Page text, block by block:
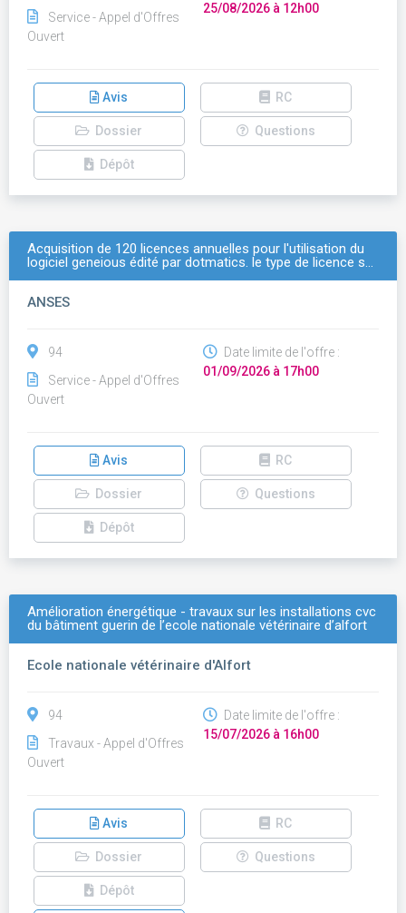
Service - Appel d'Offres
Ouvert
25/08/2026 à 12h00
Avis RC
Dossier Questions
Dépôt
Acquisition de 120 licences annuelles pour l'utilisation du
logiciel geneious édité par dotmatics. le type de licence s…
ANSES
94
Service - Appel d'Offres
Ouvert
Date limite de l'offre :
01/09/2026 à 17h00
Avis RC
Dossier Questions
Dépôt
Amélioration énergétique - travaux sur les installations cvc
du bâtiment guerin de l’ecole nationale vétérinaire d’alfort
Ecole nationale vétérinaire d'Alfort
94
Travaux - Appel d'Offres
Ouvert
Date limite de l'offre :
15/07/2026 à 16h00
Avis RC
Dossier Questions
Dépôt